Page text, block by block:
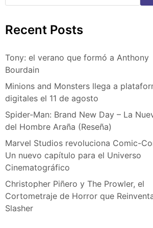
Recent Posts
Tony: el verano que formó a Anthony
Bourdain
Minions and Monsters llega a
digitales el 11 de agosto
Spider-Man: Brand New Day – La
del Hombre Araña (Reseña)
Marvel Studios revoluciona Comic-
Un nuevo capítulo para el Universo
Cinematográfico
Christopher Piñero y The Prowler, el
Cortometraje de Horror que
Slasher